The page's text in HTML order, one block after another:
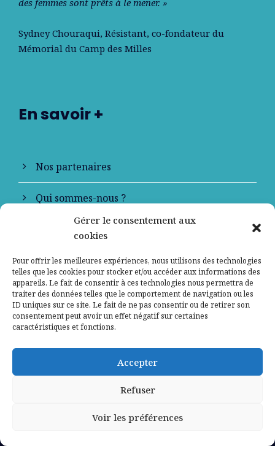
Gérer le consentement aux
cookies
Pour offrir les meilleures expériences, nous utilisons des technologies
telles que les cookies pour stocker et/ou accéder aux informations des
appareils. Le fait de consentir à ces technologies nous permettra de
traiter des données telles que le comportement de navigation ou les
ID uniques sur ce site. Le fait de ne pas consentir ou de retirer son
consentement peut avoir un effet négatif sur certaines
caractéristiques et fonctions.
Accepter
Refuser
Voir les préférences
des femmes sont prêts à le mener. »
Sydney Chouraqui, Résistant, co-fondateur du
Mémorial du Camp des Milles
En savoir +
Nos partenaires
Qui sommes-nous ?
Contactez-nous
Mentions légales
Politique de confidentialité